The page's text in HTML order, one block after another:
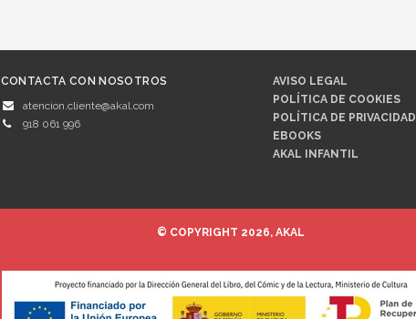
CONTACTA CON NOSOTROS
atencion.cliente@akal.com
918 061 996
AVISO LEGAL
POLÍTICA DE COOKIES
POLÍTICA DE PRIVACIDAD
EBOOKS
AKAL INFANTIL
© COPYRIGHT 2026, AKAL